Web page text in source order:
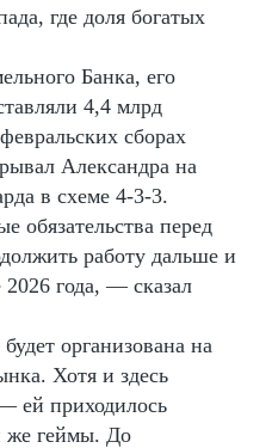
где доля богатых
Банка, его
4,4 млрд
сборах
Александра на
в схеме 4-3-3.
обязательства перед
работу дальше и
года, — сказал
организована на
Хотя и здесь
ей приходилось
же геймы. До